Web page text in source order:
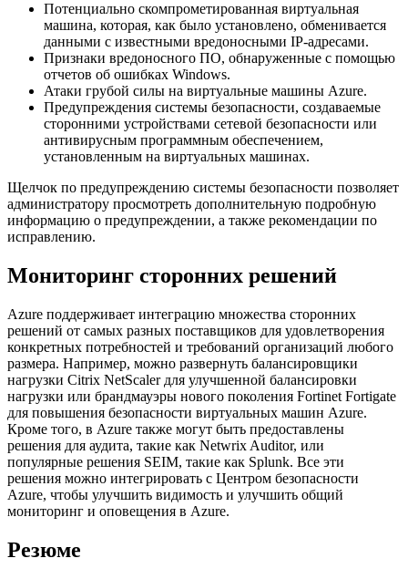
Потенциально скомпрометированная виртуальная
машина, которая, как было установлено, обменивается
данными с известными вредоносными IP-адресами.
Признаки вредоносного ПО, обнаруженные с помощью
отчетов об ошибках Windows.
Атаки грубой силы на виртуальные машины Azure.
Предупреждения системы безопасности, создаваемые
сторонними устройствами сетевой безопасности или
антивирусным программным обеспечением,
установленным на виртуальных машинах.
Щелчок по предупреждению системы безопасности позволяет
администратору просмотреть дополнительную подробную
информацию о предупреждении, а также рекомендации по
исправлению.
Мониторинг сторонних решений
Azure поддерживает интеграцию множества сторонних
решений от самых разных поставщиков для удовлетворения
конкретных потребностей и требований организаций любого
размера. Например, можно развернуть балансировщики
нагрузки Citrix NetScaler для улучшенной балансировки
нагрузки или брандмауэры нового поколения Fortinet Fortigate
для повышения безопасности виртуальных машин Azure.
Кроме того, в Azure также могут быть предоставлены
решения для аудита, такие как Netwrix Auditor, или
популярные решения SEIM, такие как Splunk. Все эти
решения можно интегрировать с Центром безопасности
Azure, чтобы улучшить видимость и улучшить общий
мониторинг и оповещения в Azure.
Резюме